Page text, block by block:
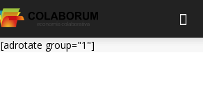
[adrotate group="1"]